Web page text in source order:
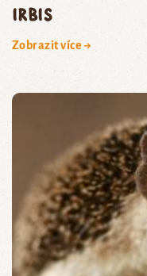
irbis
Zobrazit více →